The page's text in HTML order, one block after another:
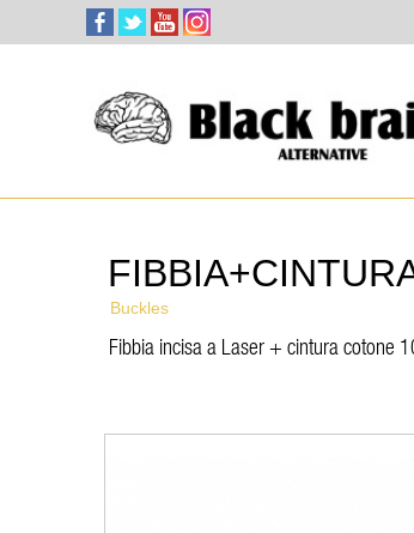
Fibbia incisa a Laser + cintura cotone
Buckles